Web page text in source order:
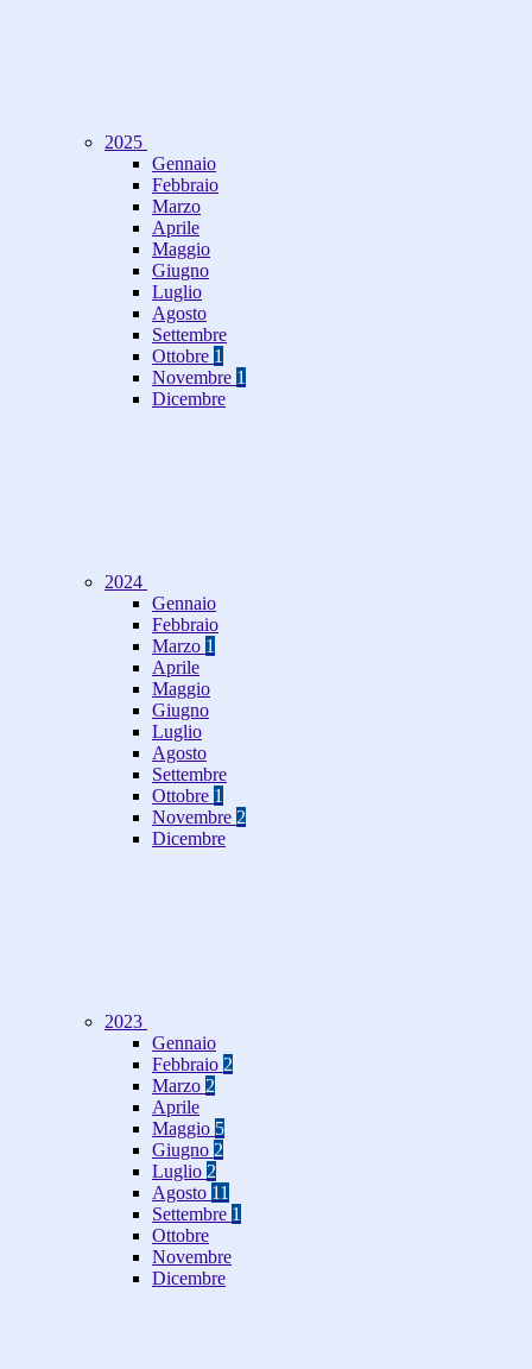
2025
Gennaio
Febbraio
Marzo
Aprile
Maggio
Giugno
Luglio
Agosto
Settembre
Ottobre 1
Novembre 1
Dicembre
2024
Gennaio
Febbraio
Marzo 1
Aprile
Maggio
Giugno
Luglio
Agosto
Settembre
Ottobre 1
Novembre 2
Dicembre
2023
Gennaio
Febbraio 2
Marzo 2
Aprile
Maggio 5
Giugno 2
Luglio 2
Agosto 11
Settembre 1
Ottobre
Novembre
Dicembre